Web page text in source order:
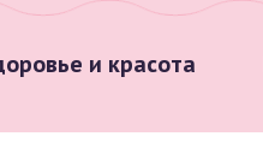
и красота